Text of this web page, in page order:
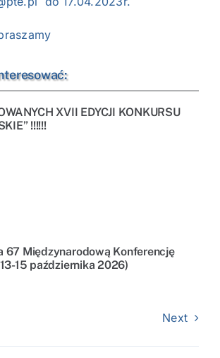
XVII EDYCJI KONKURSU
!!!!!!
67 Międzynarodową Konferencję
15 października 2026)
Next